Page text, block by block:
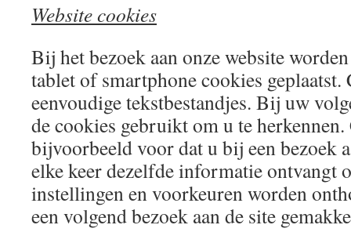
Website cookies
Bij het bezoek aan onze website
tablet of smartphone cookies
eenvoudige tekstbestandjes. Bij uw
de cookies gebruikt om u te
bijvoorbeeld voor dat u bij een bezoek
elke keer dezelfde informatie ontvangt
instellingen en voorkeuren worden
een volgend bezoek aan de site